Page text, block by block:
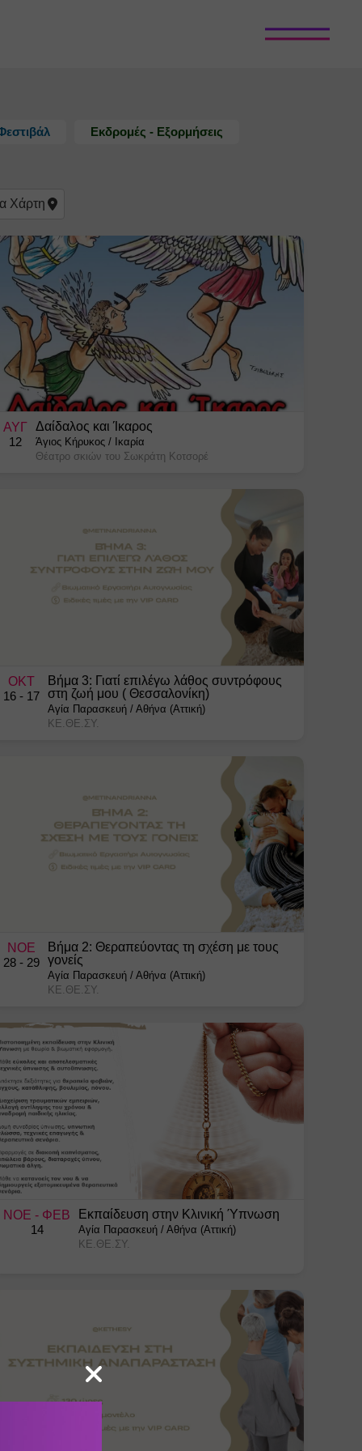
Εκδρομές - Εξορμήσεις
Χάρτη
ΑΥΓ
12
Δαίδαλος και Ίκαρος
Άγιος Κήρυκος / Ικαρία
Θέατρο σκιών του Σωκράτη Κοτσορέ
ΟΚΤ
16 - 17
Βήμα 3: Γιατί επιλέγω λάθος συντρόφους
στη ζωή μου ( Θεσσαλονίκη)
Αγία Παρασκευή /Αθήνα (Αττική)
ΚΕ.ΘΕ.ΣΥ.
ΝΟΕ
28 - 29
Βήμα 2: Θεραπεύοντας τη σχέση με τους
γονείς
Αγία Παρασκευή /Αθήνα (Αττική)
ΚΕ.ΘΕ.ΣΥ.
ΝΟΕ - ΦΕΒ
14
Εκπαίδευση στην Κλινική Ύπνωση
Αγία Παρασκευή /Αθήνα (Αττική)
ΚΕ.ΘΕ.ΣΥ.